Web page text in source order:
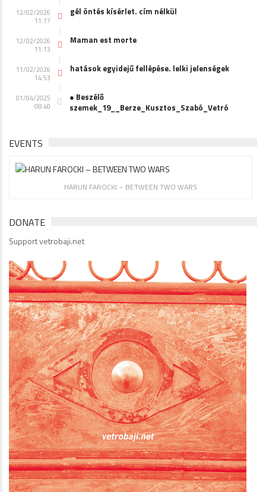
12/02/2026
11:17
gél öntés kísérlet. cím nélkül
12/02/2026
11:13
Maman est morte
11/02/2026
14:53
hatások egyidejű fellépése. lelki jelenségek
01/04/2025
08:40
● Beszélő
szemek_19__Berze_Kusztos_Szabó_Vetró
EVENTS
HARUN FAROCKI – BETWEEN TWO WARS
DONATE
Support vetrobaji.net